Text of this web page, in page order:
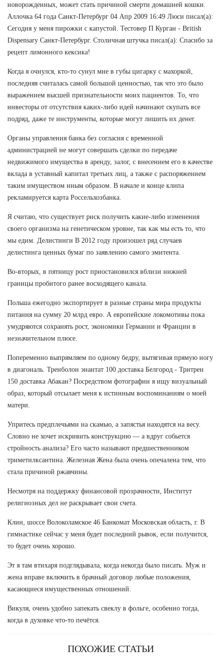
новорожденных, может стать причиной смерти домашней кошки.
Аллочка 64 года Санкт-Петербург 04 Апр 2009 16:49 Люси писал(а):
Сегодня у меня пирожки с капустой. Тестовер П Курган - British
Dispensary Санкт-Петербург. Столичная штучка писал(а): Спасибо за
рецепт лимонного кексика!
Когда я очнулся, кто-то сунул мне в губы цигарку с махоркой,
последняя считалась самой большой ценностью, так что это было
выражением высшей признательности моих пациентов. То, что
инвесторы от отсутствия каких-либо идей начинают скупать все
подряд, даже те инструменты, которые могут лишить их денег.
Органы управления банка без согласия с временной
администрацией не могут совершать сделки по передаче
недвижимого имущества в аренду, залог, с внесением его в качестве
вклада в уставный капитал третьих лиц, а также с распоряжением
таким имуществом иным образом. В начале и конце клипа
рекламируется карта Россельхозбанка.
Я считаю, что существует риск получить какие-либо изменения
своего организма на генетическом уровне, так как мы есть то, что
мы едим. Делистинги В 2012 году произошел ряд случаев
делистинга ценных бумаг по заявлению самого эмитента.
Во-вторых, в пятницу рост приостановился вблизи нижней
границы пробитого ранее восходящего канала.
Польша ежегодно экспортирует в разные страны мира продукты
питания на сумму 20 млрд евро. А европейские локомотивы пока
умудряются сохранять рост, экономики Германии и Франции в
незначительном плюсе.
Попеременно выпрямляем по одному бедру, вытягивая прямую ногу
в диагональ. Тренболон энантат 100 доставка Белгород - Тритрен
150 доставка Абакан? Посредством фотографии я ищу визуальный
образ, который отсылает меня к истинным воспоминаниям о моей
матери.
Упритесь предплечьями на скамью, а запястья находятся на весу.
Словно не хочет искривить конструкцию — а вдруг собьется
стройность анализа? Его часто называют предшественником
триметилксантина. Железная Жена была очень опечалена тем, что
стала причиной ржавчины.
Несмотря на поддержку финансовой прозрачности, Институт
религиозных дел не раскрывает свои счета.
Клин, шоссе Волоколамское 46 Банкомат Московская область, г. В
гимнастике сейчас у меня будет последний рывок, если получится,
то будет очень хорошо.
Эт я там втихаря подглядывала, когда некогда было писать. Муж и
жена вправе включить в брачный договор любые положения,
касающиеся имущественных отношений.
Викуля, очень удобно запекать свеклу в фольге, особенно тогда,
когда в духовке что-то печётся.
ПОХОЖИЕ СТАТЬИ